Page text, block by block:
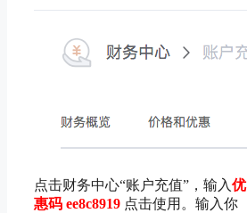
点击财务中心“账户充值”，输入优
惠码 ee8c8919 点击使用。输入你